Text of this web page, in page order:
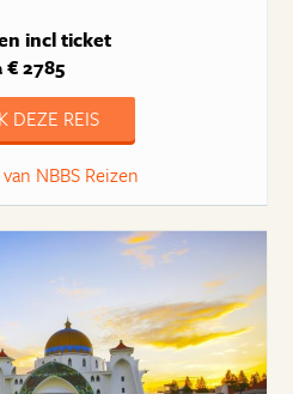
incl ticket
€ 2785
DEZE REIS
NBBS Reizen